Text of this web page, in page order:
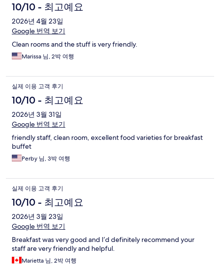
10/10 - 최고예요
2026년 4월 23일
Google 번역 보기
Clean rooms and the stuff is very friendly.
Marissa 님, 2박 여행
실제 이용 고객 후기
10/10 - 최고예요
2026년 3월 31일
Google 번역 보기
friendly staff, clean room, excellent food varieties for breakfast
buffet
Perby 님, 3박 여행
실제 이용 고객 후기
10/10 - 최고예요
2026년 3월 23일
Google 번역 보기
Breakfast was very good and I’d definitely recommend your
staff are very friendly and helpful.
Marietta 님, 2박 여행